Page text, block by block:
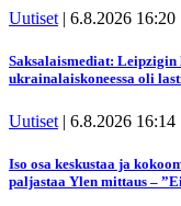
Uutiset | 6.8.2026 16:20
Saksalaismediat:
ukrainalaiskoneessa oli
Uutiset | 6.8.2026 16:14
Iso osa keskustaa ja
paljastaa Ylen mittaus –